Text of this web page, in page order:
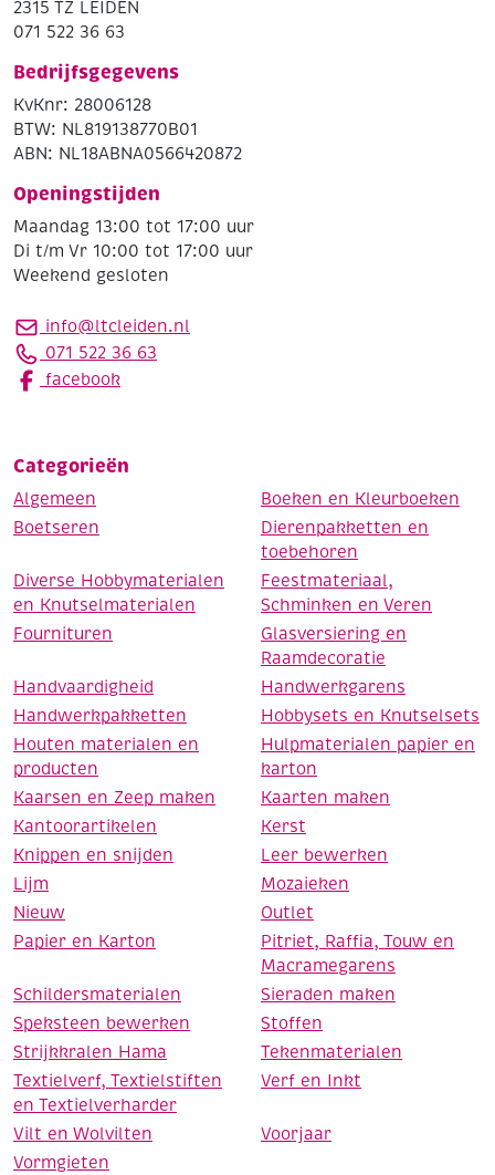
2315 TZ LEIDEN
071 522 36 63
Bedrijfsgegevens
KvKnr: 28006128
BTW: NL819138770B01
ABN: NL18ABNA0566420872
Openingstijden
Maandag 13:00 tot 17:00 uur
Di t/m Vr 10:00 tot 17:00 uur
Weekend gesloten
info@ltcleiden.nl
071 522 36 63
facebook
Categorieën
Algemeen
Boeken en Kleurboeken
Boetseren
Dierenpakketten en
toebehoren
Diverse Hobbymaterialen
en Knutselmaterialen
Feestmateriaal,
Schminken en Veren
Fournituren
Glasversiering en
Raamdecoratie
Handvaardigheid
Handwerkgarens
Handwerkpakketten
Hobbysets en Knutselsets
Houten materialen en
producten
Hulpmaterialen papier en
karton
Kaarsen en Zeep maken
Kaarten maken
Kantoorartikelen
Kerst
Knippen en snijden
Leer bewerken
Lijm
Mozaieken
Nieuw
Outlet
Papier en Karton
Pitriet, Raffia, Touw en
Macramegarens
Schildersmaterialen
Sieraden maken
Speksteen bewerken
Stoffen
Strijkkralen Hama
Tekenmaterialen
Textielverf, Textielstiften
en Textielverharder
Verf en Inkt
Vilt en Wolvilten
Voorjaar
Vormgieten